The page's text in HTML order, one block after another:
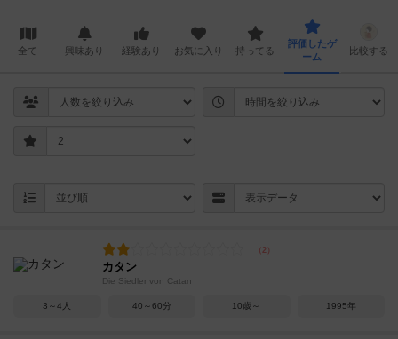
全て 興味あり 経験あり お気に入り 持ってる
評価したゲ
ーム
比較する
カタン
Die Siedler von Catan
3～4人 40～60分 10歳～ 1995年